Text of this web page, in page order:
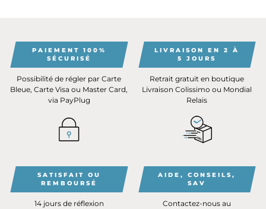
PAIEMENT 100%
SÉCURISÉ
Possibilité de régler par Carte
Bleue, Carte Visa ou Master Card,
via PayPlug
LIVRAISON EN 2 À
5 JOURS
Retrait gratuit en boutique
Livraison Colissimo ou Mondial
Relais
SATISFAIT OU
REMBOURSÉ
14 jours de réflexion
AIDE, CONSEILS,
SAV
Contactez-nous au